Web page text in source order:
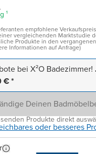
¹
empfohlene
vergleichenden Marktstudie
Produkte in den
Informationen auf Anfrage)
bei X²O Badezimmer!
€ *
Deinen
Produkte direkt
oder besseres